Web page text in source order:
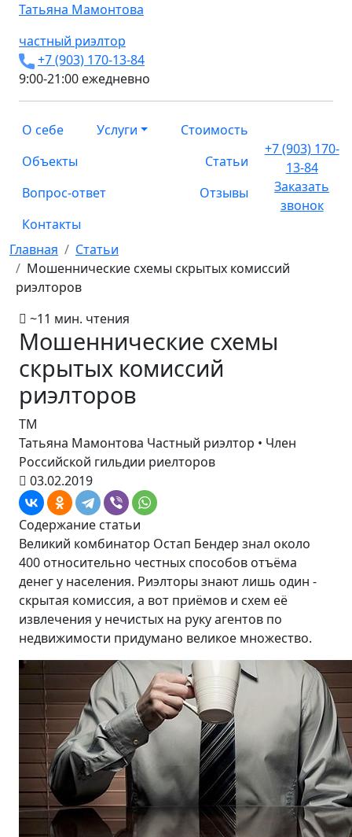
Татьяна Мамонтова
частный риэлтор
+7 (903) 170-13-84
9:00-21:00 ежедневно
О себе Услуги
Стоимость
Объекты
Статьи
Вопрос-ответ
Отзывы
Контакты
+7 (903) 170-
13-84
Заказать
звонок
Главная
Статьи
Мошеннические схемы скрытых комиссий
риэлторов
~11 мин. чтения
Мошеннические схемы
скрытых комиссий
риэлторов
ТМ
Татьяна Мамонтова Частный риэлтор • Член
Российской гильдии риелторов
03.02.2019
Содержание статьи
Великий комбинатор Остап Бендер знал около
400 относительно честных способов отъёма
денег у населения. Риэлторы знают лишь один -
скрытая комиссия, а вот приёмов и схем её
извлечения у нечистых на руку агентов по
недвижимости придумано великое множество.